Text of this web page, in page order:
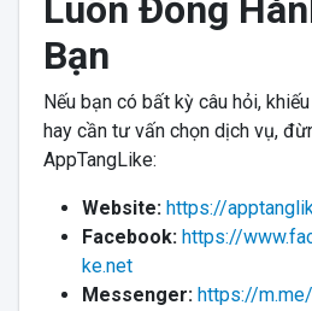
Luôn Đồng
Bạn
Nếu bạn có bất kỳ câu hỏi,
hay cần tư vấn chọn dịch vụ,
AppTangLike:
Website: https://
Facebook: https://
ke.net
Messenger: https://